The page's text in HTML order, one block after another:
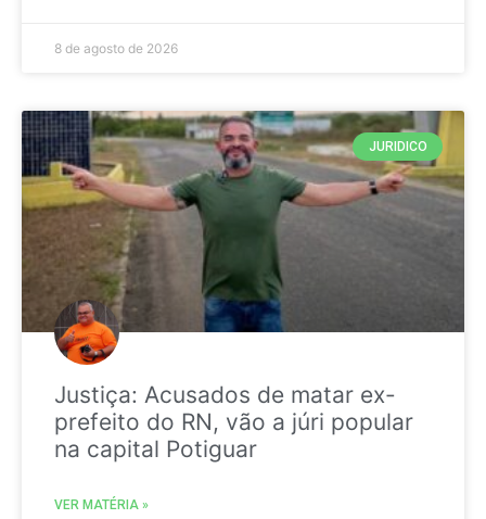
8 de agosto de 2026
JURIDICO
Justiça: Acusados de matar ex-
prefeito do RN, vão a júri popular
na capital Potiguar
VER MATÉRIA »